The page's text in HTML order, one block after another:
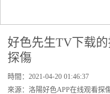
好色先生TV下载
探傷
時間：2021-04-20 01:46:37
來源：洛陽好色APP在线观看探